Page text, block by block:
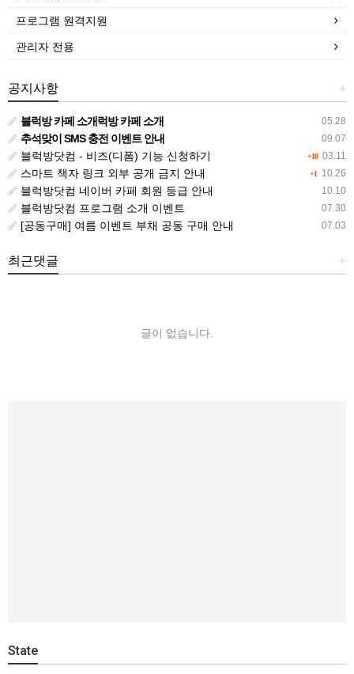
프로그램 원격지원
관리자 전용
+
공지사항
05.28
블럭방 카페 소개럭방 카페 소개
09.07
추석맞이 SMS 충전 이벤트 안내
+18 03.11
블럭방닷컴 - 비즈(디폼) 기능 신청하기
+1 10.26
스마트 책자 링크 외부 공개 금지 안내
10.10
블럭방닷컴 네이버 카페 회원 등급 안내
07.30
블럭방닷컴 프로그램 소개 이벤트
07.03
[공동구매] 여름 이벤트 부채 공동 구매 안내
+
최근댓글
글이 없습니다.
State